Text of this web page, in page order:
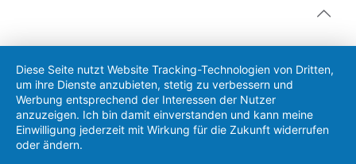
Diese Seite nutzt Website Tracking-Technologien von Dritten,
um ihre Dienste anzubieten, stetig zu verbessern und
Werbung entsprechend der Interessen der Nutzer
anzuzeigen. Ich bin damit einverstanden und kann meine
Einwilligung jederzeit mit Wirkung für die Zukunft widerrufen
oder ändern.